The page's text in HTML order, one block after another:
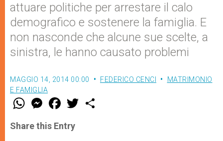
attuare politiche per arrestare il calo
demografico e sostenere la famiglia. E
non nasconde che alcune sue scelte, a
sinistra, le hanno causato problemi
MAGGIO 14, 2014 00:00 FEDERICO CENCI
MATRIMONIO
E FAMIGLIA
W
t
s
M
e
s
e
F
a
e
b
w
Share this Entry